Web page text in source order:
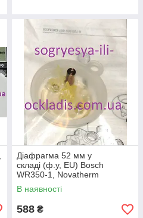
Діафрагма 52 мм у
складі (ф.у, EU) Bosch
WR350-1, Novatherm
ZW20KD, арт. 87005030510,
к.з. 1480/2
В наявності
588 ₴